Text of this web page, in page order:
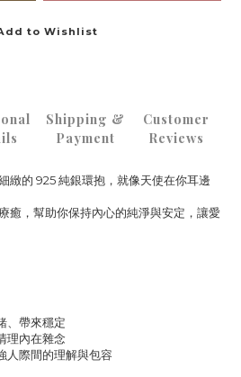
to Wishlist
Shipping &
Payment
Customer
Reviews
緻的 925 純銀環抱，就像天使在你耳邊
癒，幫助你保持內心的純淨與安定，讓愛
、帶來穩定
理內在雜念
人際間的理解與包容